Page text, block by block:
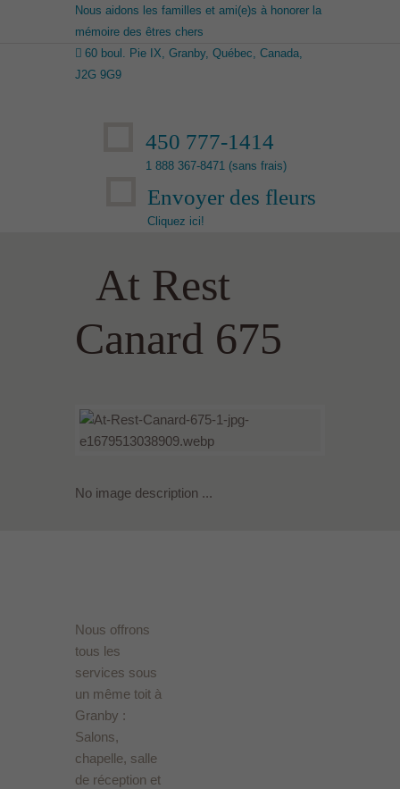
Nous aidons les familles et ami(e)s à honorer la
mémoire des êtres chers
60 boul. Pie IX, Granby, Québec, Canada,
J2G 9G9
450 777-1414
1 888 367-8471 (sans frais)
Envoyer des fleurs
Cliquez ici!
At Rest
Canard 675
No image description ...
Nous offrons
tous les
services sous
un même toit à
Granby :
Salons,
chapelle, salle
de réception et